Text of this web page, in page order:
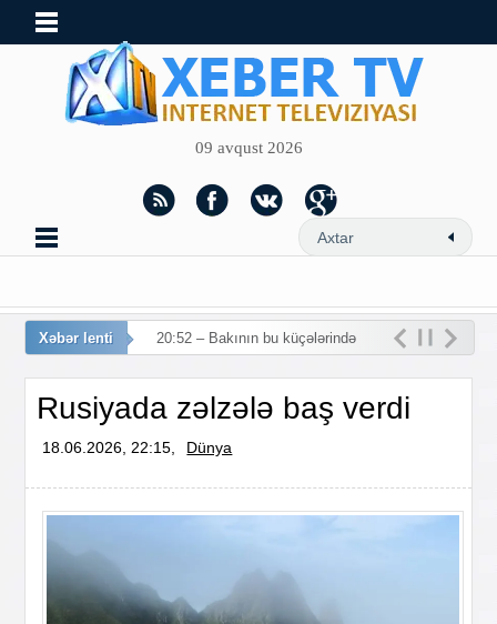
09 avqust 2026
Xəbər lenti 20:52 – Bakının bu küçələrində
Rusiyada zəlzələ baş verdi
18.06.2026, 22:15, Dünya